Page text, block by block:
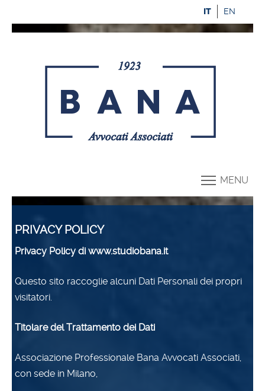
EN
IT
MENU
PRIVACY POLICY
Privacy Policy di www.studiobana.it
Questo sito raccoglie alcuni Dati Personali dei propri
visitatori.
Titolare del Trattamento dei Dati
Associazione Professionale Bana Avvocati Associati,
con sede in Milano,